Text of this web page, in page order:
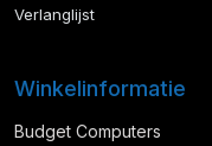
Verlanglijst
Winkelinformatie
Budget Computers